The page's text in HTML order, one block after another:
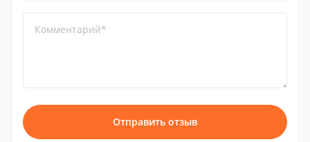
Комментарий*
Отправить отзыв